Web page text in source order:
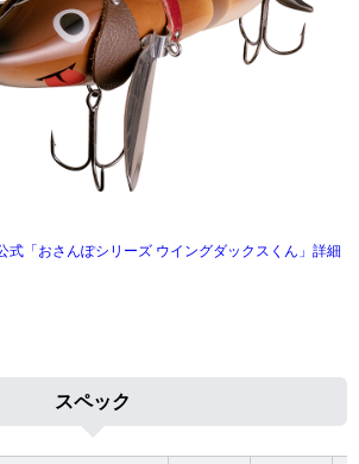
式「おさんぽシリーズ ウイングダックスくん」詳細
スペック